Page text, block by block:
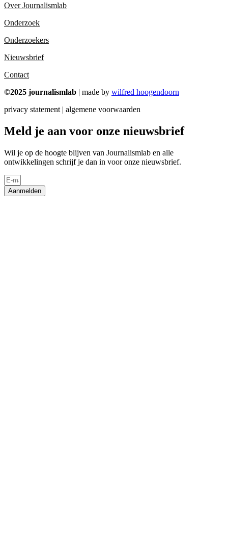
Over Journalismlab
Onderzoek
Onderzoekers
Nieuwsbrief
Contact
©2025 journalismlab | made by wilfred hoogendoorn
privacy statement | algemene voorwaarden
Meld je aan voor onze nieuwsbrief
Wil je op de hoogte blijven van Journalismlab en alle
ontwikkelingen schrijf je dan in voor onze nieuwsbrief.
Aanmelden